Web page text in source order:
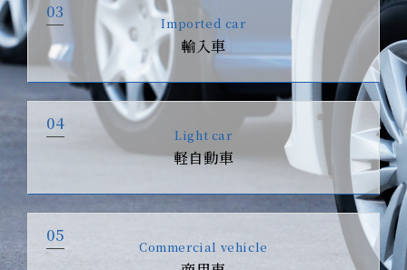
03
Imported car
輸入車
04
Light car
軽自動車
05
Commercial vehicle